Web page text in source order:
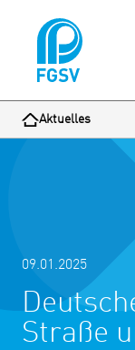
Aktuelles
09.01.2025
Straße